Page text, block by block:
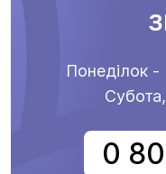
Понеділок -
0